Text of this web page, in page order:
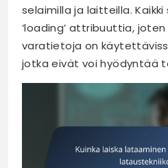
selaimilla ja laitteilla.
‘loading’ attribuuttia,
varatietoja on
jotka eivät voi hyödyntää